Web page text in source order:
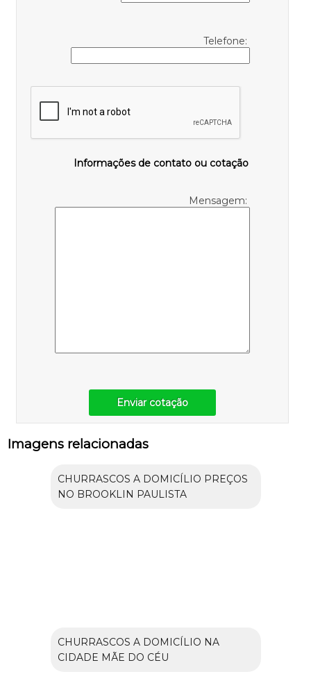
Telefone:
Informações de contato ou cotação
Mensagem:
Enviar cotação
Imagens relacionadas
CHURRASCOS A DOMICÍLIO PREÇOS
NO BROOKLIN PAULISTA
CHURRASCOS A DOMICÍLIO NA
CIDADE MÃE DO CÉU